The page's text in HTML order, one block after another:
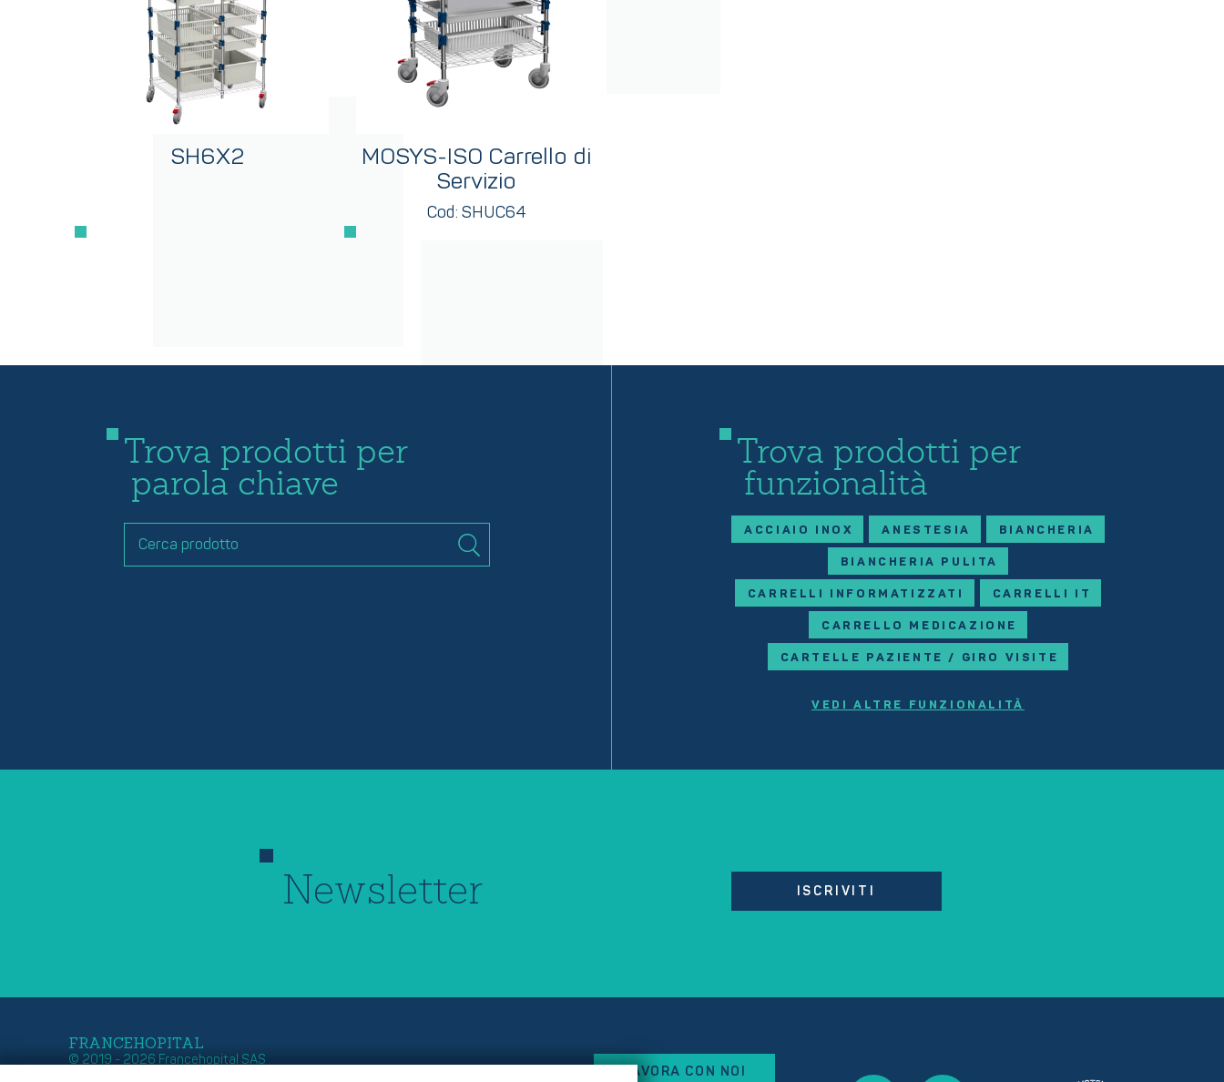
SH6X2
MOSYS-ISO Carrello di
Servizio
Cod: SHUC64
Trova prodotti per
parola chiave
Trova prodotti per
funzionalità
ACCIAIO INOX ANESTESIA BIANCHERIA
BIANCHERIA PULITA
CARRELLI INFORMATIZZATI CARRELLI IT
CARRELLO MEDICAZIONE
CARTELLE PAZIENTE / GIRO VISITE
VEDI ALTRE FUNZIONALITÀ
Newsletter ISCRIVITI
FRANCEHOPITAL
© 2019 - 2026 Francehopital SAS
LAVORA CON NOI